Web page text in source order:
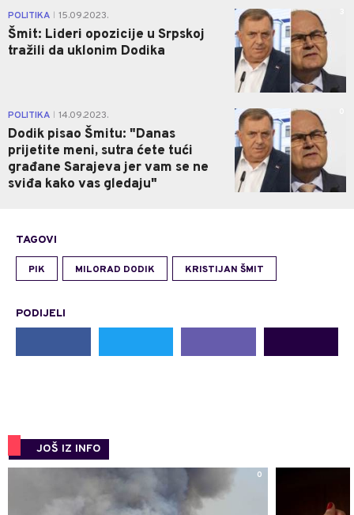
POLITIKA 15.09.2023.
Šmit: Lideri opozicije u Srpskoj
tražili da uklonim Dodika
POLITIKA 14.09.2023.
Dodik pisao Šmitu: "Danas
prijetite meni, sutra ćete tući
građane Sarajeva jer vam se ne
sviđa kako vas gledaju"
TAGOVI
PIK MILORAD DODIK KRISTIJAN ŠMIT
PODIJELI
JOŠ IZ INFO
0